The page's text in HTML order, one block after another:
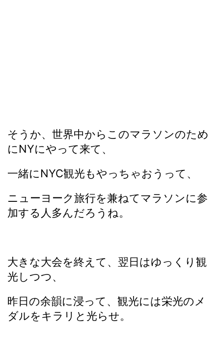
そうか、世界中からこのマラソンのため
にNYにやって来て、
一緒にNYC観光もやっちゃおうって、
ニューヨーク旅行を兼ねてマラソンに参
加する人多んだろうね。
大きな大会を終えて、翌日はゆっくり観
光しつつ、
昨日の余韻に浸って、観光には栄光のメ
ダルをキラリと光らせ。